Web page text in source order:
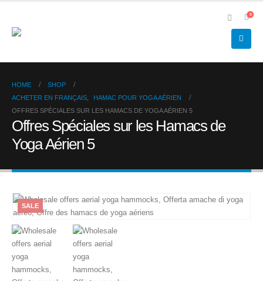
0
HOME
SHOP
ACHETER EN FRANÇAIS
HAMAC POUR YOGA AÉRIEN
OFFRES SPÉCIALES SUR LES HAMACS DE YOGA AÉRIEN 5
Offres Spéciales sur les Hamacs de
Yoga Aérien 5
SALE